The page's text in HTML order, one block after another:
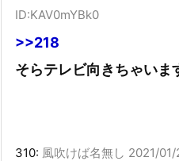
ID:KAV0mYBk0
>>218
そらテレビ向きちゃいま
310: 風吹けば名無し 2021/